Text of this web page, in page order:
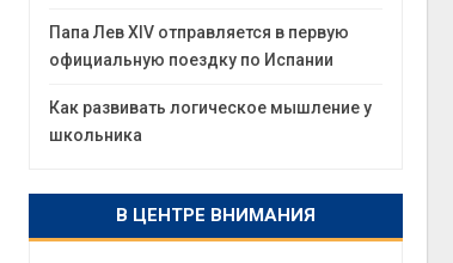
Папа Лев XIV отправляется в первую
официальную поездку по Испании
Как развивать логическое мышление у
школьника
В ЦЕНТРЕ ВНИМАНИЯ